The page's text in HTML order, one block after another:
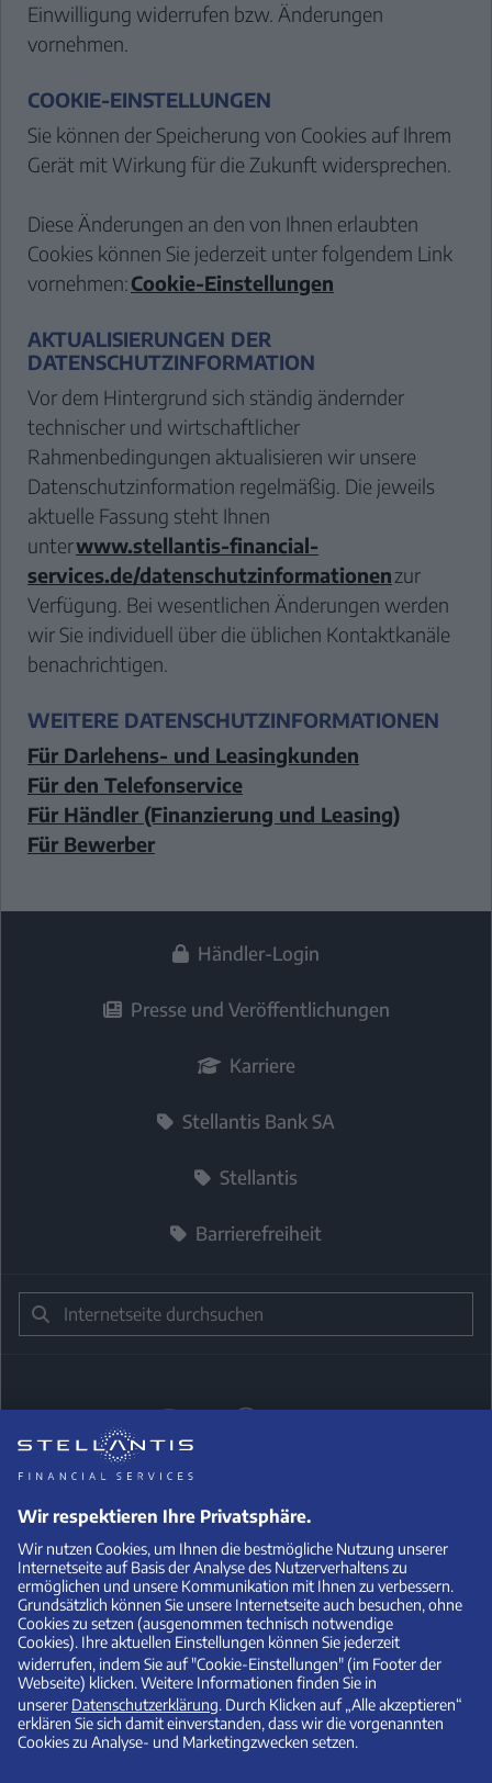
Einwilligung widerrufen bzw. Änderungen
vornehmen.
COOKIE-EINSTELLUNGEN
Sie können der Speicherung von Cookies auf Ihrem
Gerät mit Wirkung für die Zukunft widersprechen.
Diese Änderungen an den von Ihnen erlaubten
Cookies können Sie jederzeit unter folgendem Link
vornehmen:Cookie-Einstellungen
AKTUALISIERUNGEN DER
DATENSCHUTZINFORMATION
Vor dem Hintergrund sich ständig ändernder
technischer und wirtschaftlicher
Rahmenbedingungen aktualisieren wir unsere
Datenschutzinformation regelmäßig. Die jeweils
aktuelle Fassung steht Ihnen
unterwww.stellantis-financial-
services.de/datenschutzinformationenzur
Verfügung. Bei wesentlichen Änderungen werden
wir Sie individuell über die üblichen Kontaktkanäle
benachrichtigen.
WEITERE DATENSCHUTZINFORMATIONEN
Für Darlehens- und Leasingkunden
Für den Telefonservice
Für Händler (Finanzierung und Leasing)
Für Bewerber
Händler-Login
Presse und Veröffentlichungen
Karriere
Stellantis Bank SA
Stellantis
Barrierefreiheit
Suche
Hinweis zur Sprachform:Aus Gründen der besseren Lesbarkeit
wird auf dieser Internetseite das generische Maskulinum verwendet.
Selbstverständlich sind damit Personen aller Geschlechter und
Identitäten gleichermaßen gemeint.